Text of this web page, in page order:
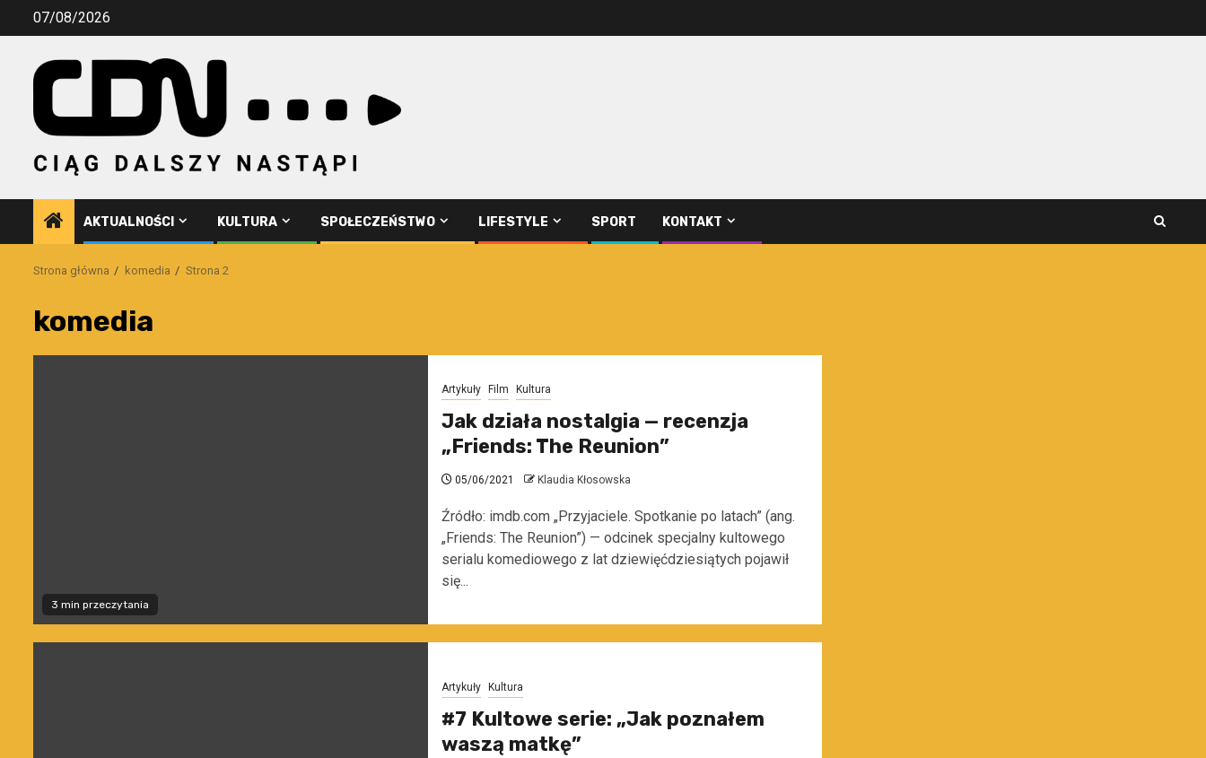
Przejdź07/08/2026
AKTUALNOŚCI KULTURA SPOŁECZEŃSTWO LIFESTYLE SPORT KONTAKT
Strona główna komedia Strona 2
komedia
3 min przeczytania
Artykuły Film Kultura
Jak działa nostalgia — recenzja
„Friends: The Reunion”
05/06/2021 Klaudia Kłosowska
Źródło: imdb.com „Przyjaciele. Spotkanie po latach” (ang.
„Friends: The Reunion”) — odcinek specjalny kultowego
serialu komediowego z lat dziewięćdziesiątych pojawił
się...
Artykuły Kultura
#7 Kultowe serie: „Jak poznałem
waszą matkę”